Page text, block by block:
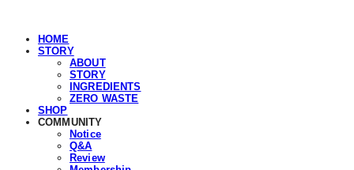
HOME
STORY
ABOUT
STORY
INGREDIENTS
ZERO WASTE
SHOP
COMMUNITY
Notice
Q&A
Review